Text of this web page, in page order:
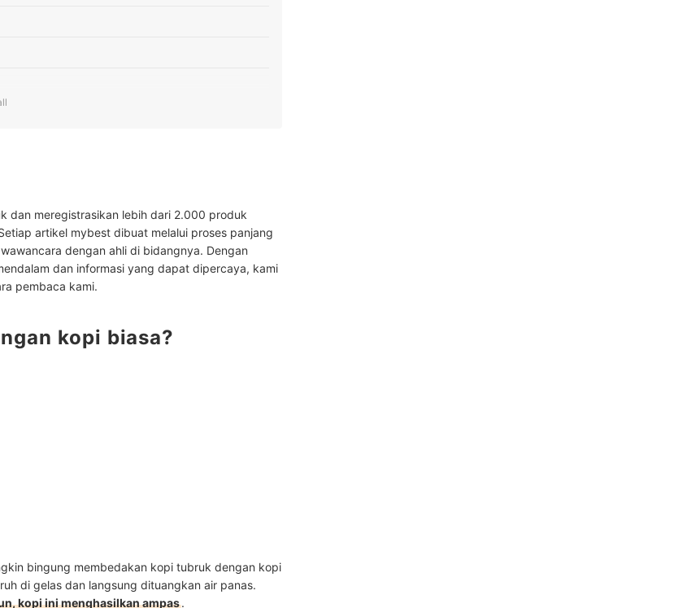
dan meregistrasikan lebih dari 2.000 produk
artikel mybest dibuat melalui proses panjang
dengan ahli di bidangnya. Dengan
dan informasi yang dapat dipercaya, kami
pembaca kami.
kopi biasa?
bingung membedakan kopi tubruk dengan kopi
di gelas dan langsung dituangkan air panas.
kopi ini menghasilkan ampas.